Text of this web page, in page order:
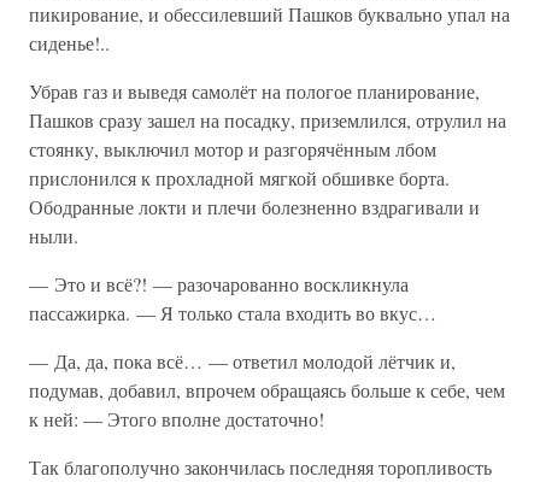
пикирование, и обессилевший Пашков буквально упал на
сиденье!..
Убрав газ и выведя самолёт на пологое планирование,
Пашков сразу зашел на посадку, приземлился, отрулил на
стоянку, выключил мотор и разгорячённым лбом
прислонился к прохладной мягкой обшивке борта.
Ободранные локти и плечи болезненно вздрагивали и
ныли.
— Это и всё?! — разочарованно воскликнула
пассажирка. — Я только стала входить во вкус…
— Да, да, пока всё… — ответил молодой лётчик и,
подумав, добавил, впрочем обращаясь больше к себе, чем
к ней: — Этого вполне достаточно!
Так благополучно закончилась последняя торопливость